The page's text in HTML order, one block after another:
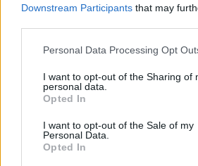
Downstream Participants that may
Please note that this website/app uses
not limited to your visit or usage
grant or deny consent to Google and
use your data for below specified
consent section.
Personal Data Processing Opt
I want to opt-out of the Sharing of
personal data.
Opted In
I want to opt-out of the Sale of my
Personal Data.
Opted In
Continua a leggere